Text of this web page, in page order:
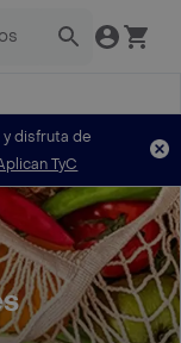
y disfruta de
TyC